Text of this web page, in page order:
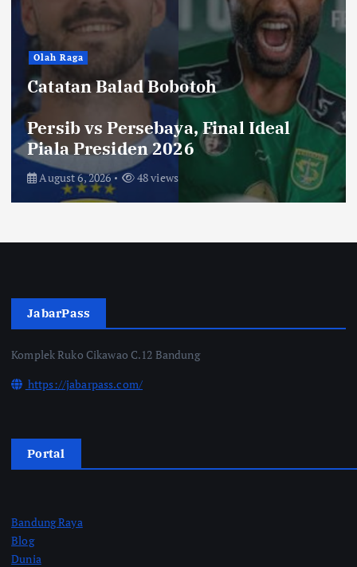
Hiburan
Toko Perlengkapan Mayat, Bisa
Laku dengan Syarat ini, Ngeri …!
Saksikan di Bioskop
August 3, 2026 67 views
JabarPass
Komplek Ruko Cikawao C.12 Bandung
https://jabarpass.com/
Portal
Bandung Raya
Blog
Dunia